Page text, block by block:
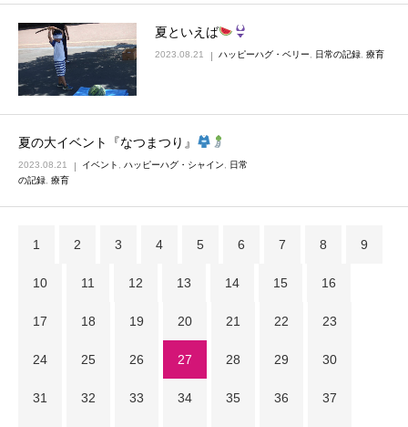
夏といえば
2023.08.21 ハッピーハグ・ベリー 日常の記録 療育
夏の大イベント『なつまつり』
2023.08.21 イベント ハッピーハグ・シャイン
日常
の記録 療育
1 2 3 4 5 6 7 8 9
10 11 12 13 14 15 16
17 18 19 20 21 22 23
24 25 26 27 28 29 30
31 32 33 34 35 36 37